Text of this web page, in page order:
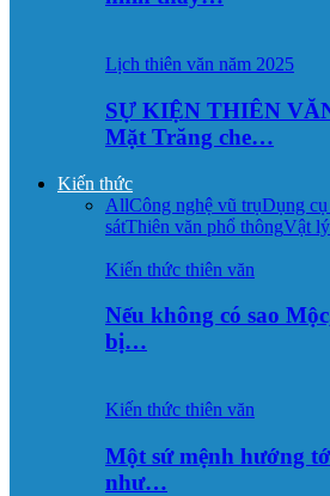
Lịch thiên văn năm 2025
SỰ KIỆN THIÊN
Mặt Trăng che…
Kiến thức
AllCông nghệ vũ trụDụng cụ
sátThiên văn phổ thôngVật
Kiến thức thiên văn
Nếu không có sao
bị…
Kiến thức thiên văn
Một sứ mệnh hướng
như…